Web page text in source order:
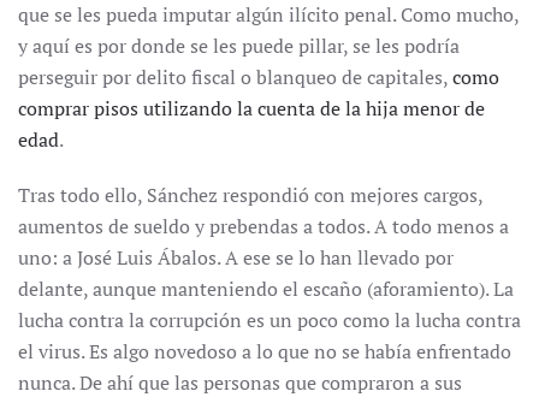
que se les pueda imputar algún ilícito penal. Como mucho,
y aquí es por donde se les puede pillar, se les podría
perseguir por delito fiscal o blanqueo de capitales,como
comprar pisos utilizando la cuenta de la hija menor de
edad.
Tras todo ello, Sánchez respondió con mejores cargos,
aumentos de sueldo y prebendas a todos. A todo menos a
uno: a José Luis Ábalos. A ese se lo han llevado por
delante, aunque manteniendo el escaño (aforamiento). La
lucha contra la corrupción es un poco como la lucha contra
el virus. Es algo novedoso a lo que no se había enfrentado
nunca. De ahí que las personas que compraron a sus